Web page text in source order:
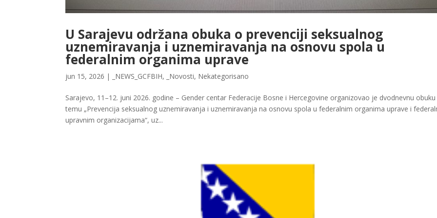
U Sarajevu održana obuka o prevenciji seksualnog
uznemiravanja i uznemiravanja na osnovu spola u
federalnim organima uprave
jun 15, 2026 | _NEWS_GCFBIH, _Novosti, Nekategorisano
Sarajevo, 11–12. juni 2026. godine – Gender centar Federacije Bosne i Hercegovine organizovao je dvodnevnu obuku
temu „Prevencija seksualnog uznemiravanja i uznemiravanja na osnovu spola u federalnim organima uprave i
upravnim organizacijama“, uz...